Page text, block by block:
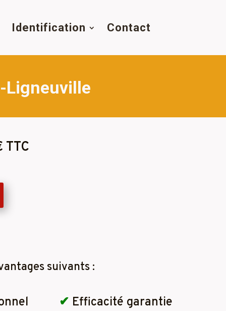
Identification Contact
Ligneuville
suivants :
✔ Efficacité garantie